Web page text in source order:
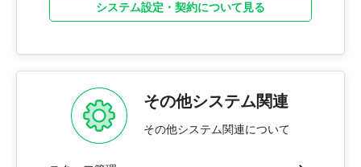
システム設定・契約について見る
その他システム関連
その他システム関連について